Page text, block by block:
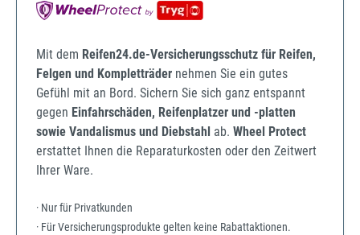
Mit dem Reifen24.de-Versicherungsschutz für Reifen,
Felgen und Kompletträder nehmen Sie ein gutes
Gefühl mit an Bord. Sichern Sie sich ganz entspannt
gegen Einfahrschäden, Reifenplatzer und -platten
sowie Vandalismus und Diebstahl ab. Wheel Protect
erstattet Ihnen die Reparaturkosten oder den Zeitwert
Ihrer Ware.
· Nur für Privatkunden
· Für Versicherungsprodukte gelten keine Rabattaktionen.